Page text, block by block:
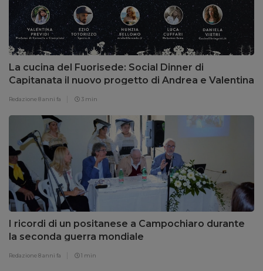
La cucina del Fuorisede: Social Dinner di
Capitanata il nuovo progetto di Andrea e Valentina
Redazione8 anni fa 3 min
I ricordi di un positanese a Campochiaro durante
la seconda guerra mondiale
Redazione8 anni fa 1 min